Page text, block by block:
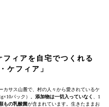
ィアを自宅でつくれる
フィア」
カサス山麓で、村の人々から愛されているケ
パック）。 添加物は一切入っていなく
、1
もの乳酸菌が含まれています。生きたままお